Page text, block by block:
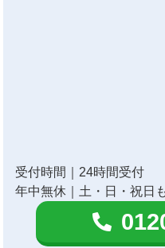
受付時間｜24時間受付
年中無休｜土・日・祝日